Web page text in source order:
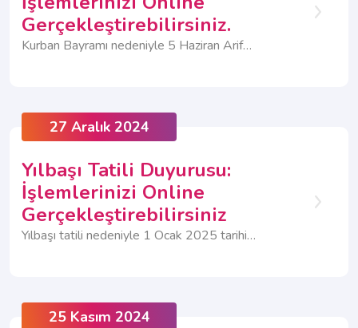
Gerçekleştirebilirsiniz.
Kurban Bayramı nedeniyle 5 Haziran Arife Günü ve 6-9 Haziran tarihleri arasında Müşteri İlişkileri Merkezlerimiz ve Yetkili Hizmet Noktalarımız tam gün kapalı olacaktır.
27 Aralık 2024
Yılbaşı Tatili Duyurusu:
İşlemlerinizi Online
Gerçekleştirebilirsiniz
Yılbaşı tatili nedeniyle 1 Ocak 2025 tarihinde tüm Müşteri İlişkileri Merkezlerimiz ve Yetkili Hizmet Noktalarımız kapalı olacaktır.
25 Kasım 2024